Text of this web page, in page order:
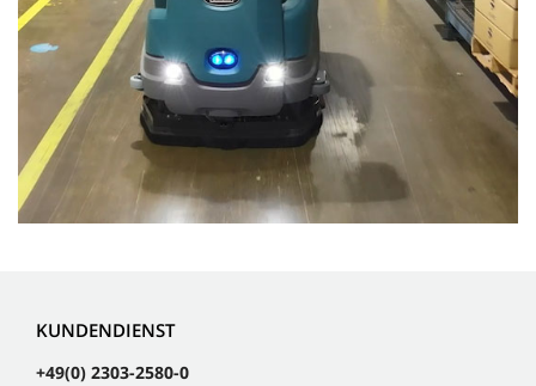
KUNDENDIENST
+49(0) 2303-2580-0